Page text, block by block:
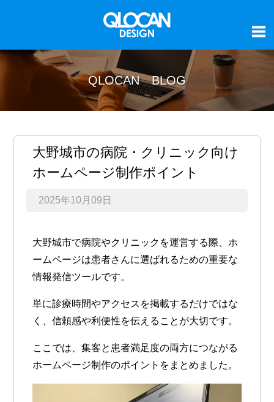
QLOCAN BLOG
大野城市の病院・クリニック向け
ホームページ制作ポイント
2025年10月09日
大野城市で病院やクリニックを運営する際、ホ
ームページは患者さんに選ばれるための重要な
情報発信ツールです。
単に診療時間やアクセスを掲載するだけではな
く、信頼感や利便性を伝えることが大切です。
ここでは、集客と患者満足度の両方につながる
ホームページ制作のポイントをまとめました。